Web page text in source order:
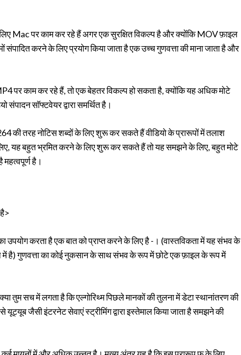
Mac पर काम कर रहे हैं अगर एक सुरक्षित विकल्प है और क्योंकि MOV फ़ाइल
संपादित करने के लिए प्रयोग किया जाता है एक उच्च गुणवत्ता की माना जाता है और
पर काम कर रहे हैं, तो एक बेहतर विकल्प हो सकता है, क्योंकि यह अधिक मोटे
संपादन सॉफ्टवेयर द्वारा समर्थित है।
तरह नोटिस शब्दों के लिए शुरू कर सकते हैं वीडियो के प्रारूपों में तलाश
यह बहुत भ्रमित करने के लिए शुरू कर सकते हैं तो यह समझने के लिए, बहुत मोटे
महत्वपूर्ण है।
करता है एक बात को प्राप्त करने के लिए है -। (वास्तविकता में यह संभव के
में है) गुणवत्ता का कोई नुकसान के साथ संभव के रूप में छोटे एक फ़ाइल के रूप में
तुम सच में लगता है कि एल्गोरिथ्म पिछले मानकों की तुलना में डेटा स्थानांतरण की
जैसी इंटरनेट सेवाएं स्ट्रीमिंग द्वारा इस्तेमाल किया जाता है समझने की